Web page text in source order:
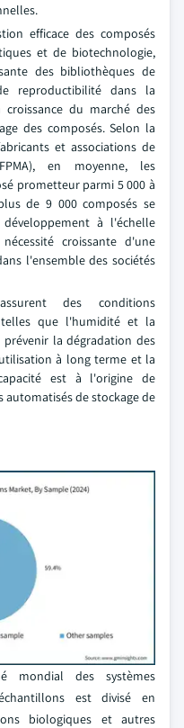
efficace des composés
et de biotechnologie,
des bibliothèques de
reproductibilité dans la
du marché des
des composés. Selon la
et associations de
en moyenne, les
prometteur parmi 5 000 à
de 9 000 composés se
à l'échelle
croissante d'une
l'ensemble des sociétés
des conditions
telles que l'humidité et la
la dégradation des
à long terme et la
est à l'origine de
de stockage de
mondial des systèmes
est divisé en
biologiques et autres